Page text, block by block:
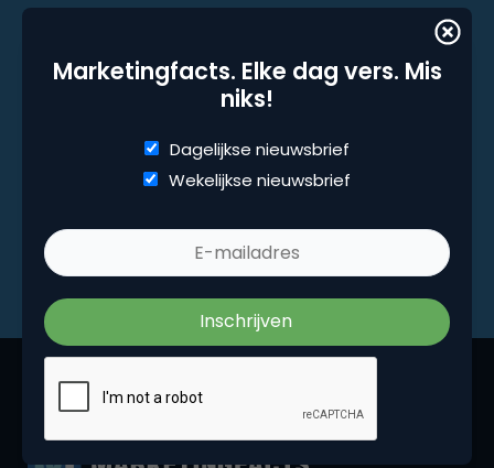
Marketingfacts. Elke dag vers. Mis
niks!
Dagelijkse nieuwsbrief
Wekelijkse nieuwsbrief